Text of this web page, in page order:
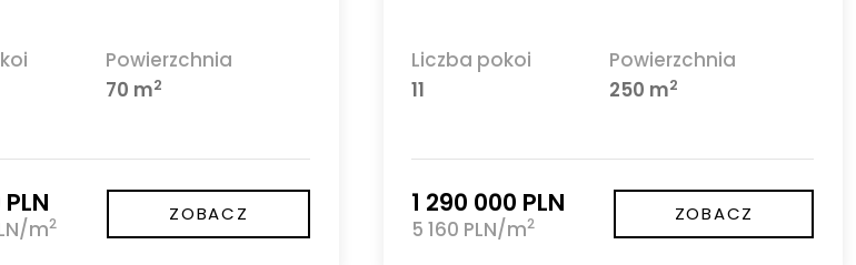
Powierzchnia
70 m2
m2 ZOBACZ
Liczba pokoi
11
Powierzchnia
250 m2
1 290 000 PLN
5 160 PLN/m2 ZOBACZ